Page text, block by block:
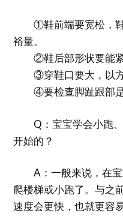
①鞋前端要宽松，鞋
裕量。
②鞋后部形状要能紧
③穿鞋口要大，以方
④要检查脚趾跟部是
Q：宝宝学会小跑、
开始的？
A：一般来说，在宝
爬楼梯或小跑了。与之
速度会更快，也就更容